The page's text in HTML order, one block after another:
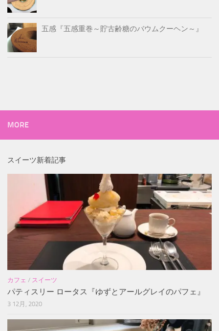
五感『五感重巻～貯古齢糖のバウムクーヘン～』
MORE
スイーツ新着記事
カフェ / スイーツ
パティスリー ロータス『ゆずとアールグレイのパフェ』
3 12月, 2020